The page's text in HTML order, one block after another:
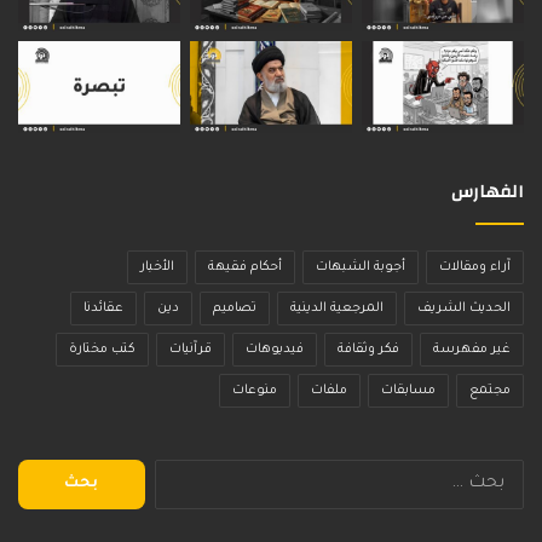
الفهارس
آراء ومقالات أجوبة الشبهات أحكام فقيهة الأخبار
الحديث الشريف المرجعية الدينية تصاميم دين عقائدنا
غير مفهرسة فكر وثقافة فيديوهات قرآنيات كتب مختارة
مجتمع مسابقات ملفات منوعات
البحث